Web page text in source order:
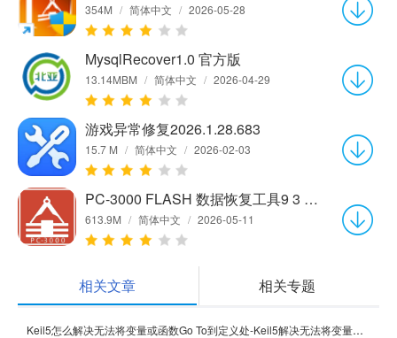
354M / 简体中文 / 2026-05-28
MysqlRecover1.0 官方版
13.14MBM / 简体中文 / 2026-04-29
游戏异常修复2026.1.28.683
15.7 M / 简体中文 / 2026-02-03
PC-3000 FLASH 数据恢复工具9 3 15 官方中文版
613.9M / 简体中文 / 2026-05-11
相关文章 相关专题
Keil5怎么解决无法将变量或函数Go To到定义处-Keil5解决无法将变量或函数Go To到定义处的方法